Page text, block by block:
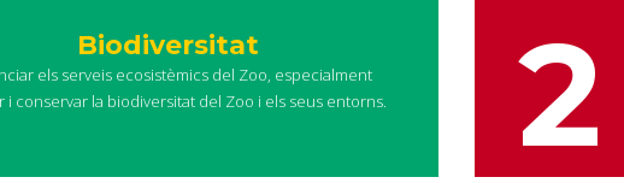
Biodiversitat
els serveis ecosistèmics del Zoo, especialment
i conservar la biodiversitat del Zoo i els seus entorns.
2